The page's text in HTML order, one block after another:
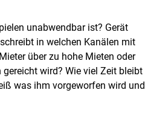
unabwendbar ist? Gerät
in welchen Kanälen mit
über zu hohe Mieten oder
wird? Wie viel Zeit bleibt
was ihm vorgeworfen wird und